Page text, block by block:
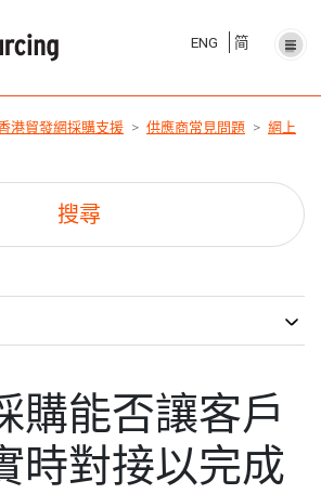
ENG 简
港貿發網採購支援 供應商常見問題
網上
購能否讓客戶
時對接以完成